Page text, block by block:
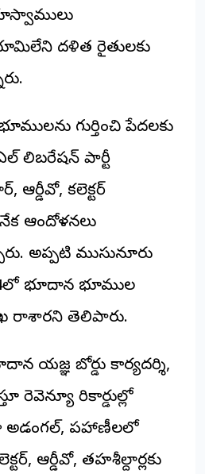
దళిత రైతులకు
గుర్తించి పేదలకు
లిబరేషన్ పార్టీ
ఆర్డీవో, కలెక్టర్
ఆందోళనలు
అప్పటి ముసునూరు
భూదాన భూముల
రాశారని తెలిపారు.
యజ్ఞ బోర్డు కార్యదర్శి,
రెవెన్యూ రికార్డుల్లో
అడంగల్, పహాణీలలో
ఆర్డీవో, తహశీల్దార్లకు